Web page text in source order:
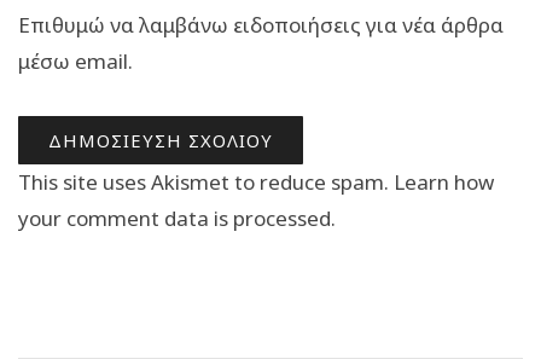
Επιθυμώ να λαμβάνω ειδοποιήσεις για νέα άρθρα
μέσω email.
This site uses Akismet to reduce spam. Learn how
your comment data is processed.